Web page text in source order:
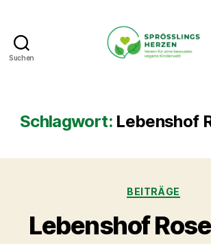
Suchen
für
eine
vegane
Schlagwort: Lebenshof
Kategorien
BEITRÄGE
Lebenshof